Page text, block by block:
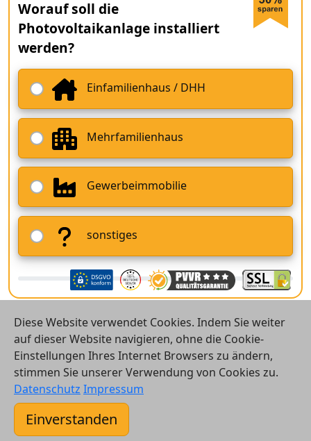
Worauf soll die
Photovoltaikanlage installiert
werden?
Einfamilienhaus / DHH
Mehrfamilienhaus
Gewerbeimmobilie
sonstiges
© 2026 Vergleichsrechner24 GmbH
Kontakt
Diese Website verwendet Cookies. Indem Sie weiter
auf dieser Website navigieren, ohne die Cookie-
Einstellungen Ihres Internet Browsers zu ändern,
stimmen Sie unserer Verwendung von Cookies zu.
Datenschutz Impressum
Einverstanden